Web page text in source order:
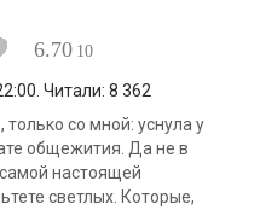
6.70 10
Читали: 8 362
только со мной: уснула у
общежития. Да не в
настоящей
светлых. Которые,